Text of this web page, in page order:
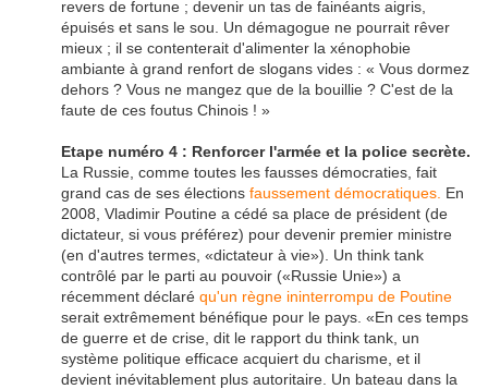
revers de fortune ; devenir un tas de fainéants aigris,
épuisés et sans le sou. Un démagogue ne pourrait rêver
mieux ; il se contenterait d'alimenter la xénophobie
ambiante à grand renfort de slogans vides : « Vous dormez
dehors ? Vous ne mangez que de la bouillie ? C'est de la
faute de ces foutus Chinois ! »
Etape numéro 4 : Renforcer l'armée et la police secrète.
La Russie, comme toutes les fausses démocraties, fait
grand cas de ses élections faussement démocratiques. En
2008, Vladimir Poutine a cédé sa place de président (de
dictateur, si vous préférez) pour devenir premier ministre
(en d'autres termes, «dictateur à vie»). Un think tank
contrôlé par le parti au pouvoir («Russie Unie») a
récemment déclaré qu'un règne ininterrompu de Poutine
serait extrêmement bénéfique pour le pays. «En ces temps
de guerre et de crise, dit le rapport du think tank, un
système politique efficace acquiert du charisme, et il
devient inévitablement plus autoritaire. Un bateau dans la